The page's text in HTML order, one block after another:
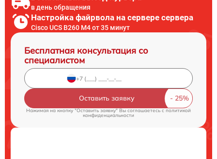
в день обращения
Настройка файрвола на сервере сервера
Cisco UCS B260 M4 от 35 минут
Бесплатная консультация со
специалистом
Оставить заявку
Нажимая на кнопку "Оставить заявку" Вы соглашаетесь cполитикой
конфиденциальности